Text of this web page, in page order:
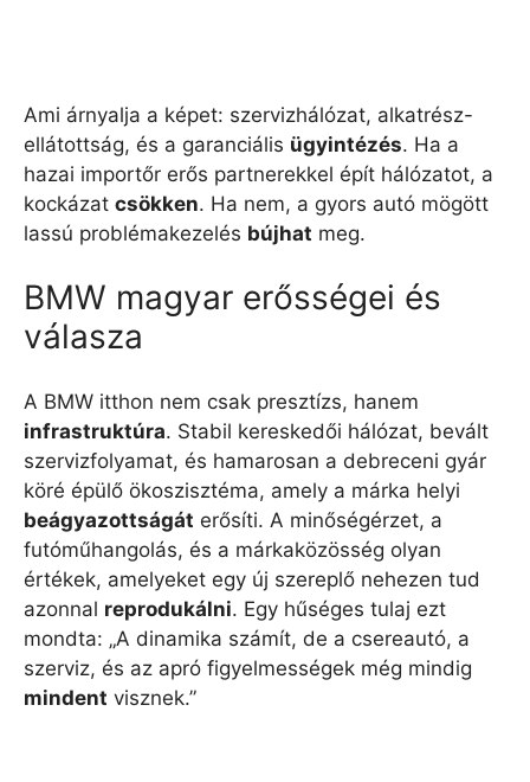
Ami árnyalja a képet: szervizhálózat, alkatrész-
ellátottság, és a garanciális ügyintézés. Ha a
hazai importőr erős partnerekkel épít hálózatot, a
kockázat csökken. Ha nem, a gyors autó mögött
lassú problémakezelés bújhat meg.
BMW magyar erősségei és
válasza
A BMW itthon nem csak presztízs, hanem
infrastruktúra. Stabil kereskedői hálózat, bevált
szervizfolyamat, és hamarosan a debreceni gyár
köré épülő ökoszisztéma, amely a márka helyi
beágyazottságát erősíti. A minőségérzet, a
futóműhangolás, és a márkaközösség olyan
értékek, amelyeket egy új szereplő nehezen tud
azonnal reprodukálni. Egy hűséges tulaj ezt
mondta: „A dinamika számít, de a csereautó, a
szerviz, és az apró figyelmességek még mindig
mindent visznek.”